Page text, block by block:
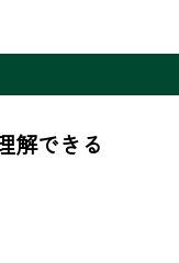
解できる